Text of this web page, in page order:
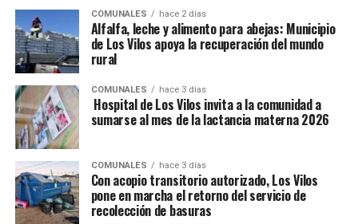
COMUNALES hace 2 días
Alfalfa, leche y alimento para abejas: Municipio
de Los Vilos apoya la recuperación del mundo
rural
COMUNALES hace 3 días
Hospital de Los Vilos invita a la comunidad a
sumarse al mes de la lactancia materna 2026
COMUNALES hace 3 días
Con acopio transitorio autorizado, Los Vilos
pone en marcha el retorno del servicio de
recolección de basuras